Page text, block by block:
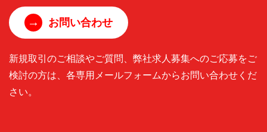
→ お問い合わせ
新規取引のご相談やご質問、弊社求人募集へのご応募をご
検討の方は、各専用メールフォームからお問い合わせくだ
さい。